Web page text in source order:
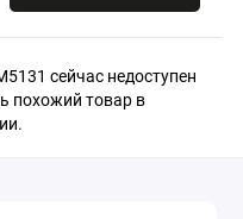
сейчас недоступен
похожий товар в